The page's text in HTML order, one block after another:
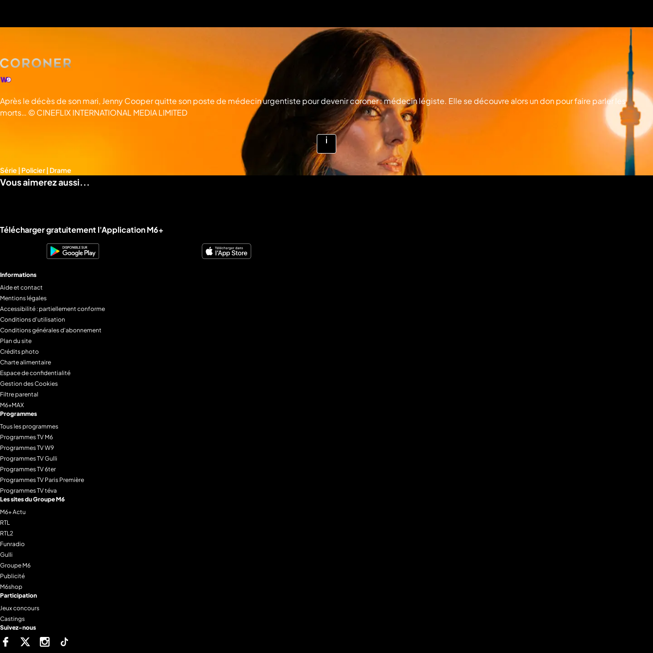
Après le décès de son mari, Jenny Cooper quitte son poste de médecin urgentiste pour devenir coroner : médecin légiste. Elle se découvre alors un don pour faire parler les
morts… © CINEFLIX INTERNATIONAL MEDIA LIMITED
Voir
plus
d'infos
Série | Policier | Drame
Vous aimerez aussi...
Liens utiles M6+.
Télécharger gratuitement l'Application M6+
Informations
Aide et contact
Mentions légales
Accessibilité : partiellement conforme
Conditions d'utilisation
Conditions générales d'abonnement
Plan du site
Crédits photo
Charte alimentaire
Espace de confidentialité
Gestion des Cookies
Filtre parental
M6+MAX
Programmes
Tous les programmes
Programmes TV M6
Programmes TV W9
Programmes TV Gulli
Programmes TV 6ter
Programmes TV Paris Première
Programmes TV téva
Les sites du Groupe M6
M6+ Actu
RTL
RTL2
Funradio
Gulli
Groupe M6
Publicité
M6shop
Participation
Jeux concours
Castings
Suivez-nous
FacebookTwitter Instagram